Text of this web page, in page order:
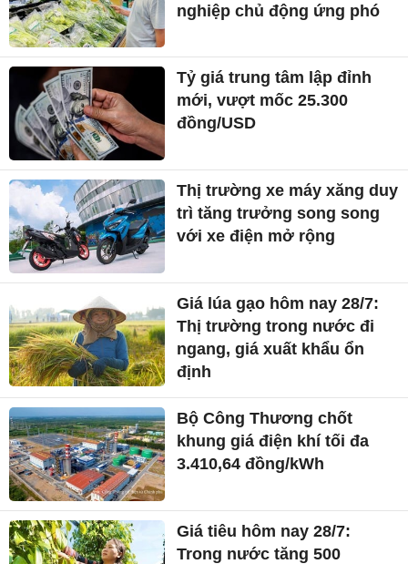
nghiệp chủ động ứng phó
Tỷ giá trung tâm lập đỉnh
mới, vượt mốc 25.300
đồng/USD
Thị trường xe máy xăng duy
trì tăng trưởng song song
với xe điện mở rộng
Giá lúa gạo hôm nay 28/7:
Thị trường trong nước đi
ngang, giá xuất khẩu ổn
định
Bộ Công Thương chốt
khung giá điện khí tối đa
3.410,64 đồng/kWh
Giá tiêu hôm nay 28/7:
Trong nước tăng 500